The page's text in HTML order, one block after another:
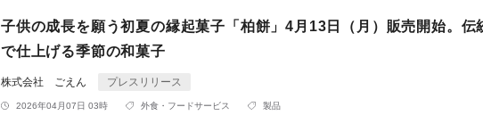
子供の成長を願う初夏の縁起菓子「柏餅」4月13日（月）販売開始。伝
で仕上げる季節の和菓子
株式会社 ごえん プレスリリース
2026年04月07日 03時 外食・フードサービス 製品